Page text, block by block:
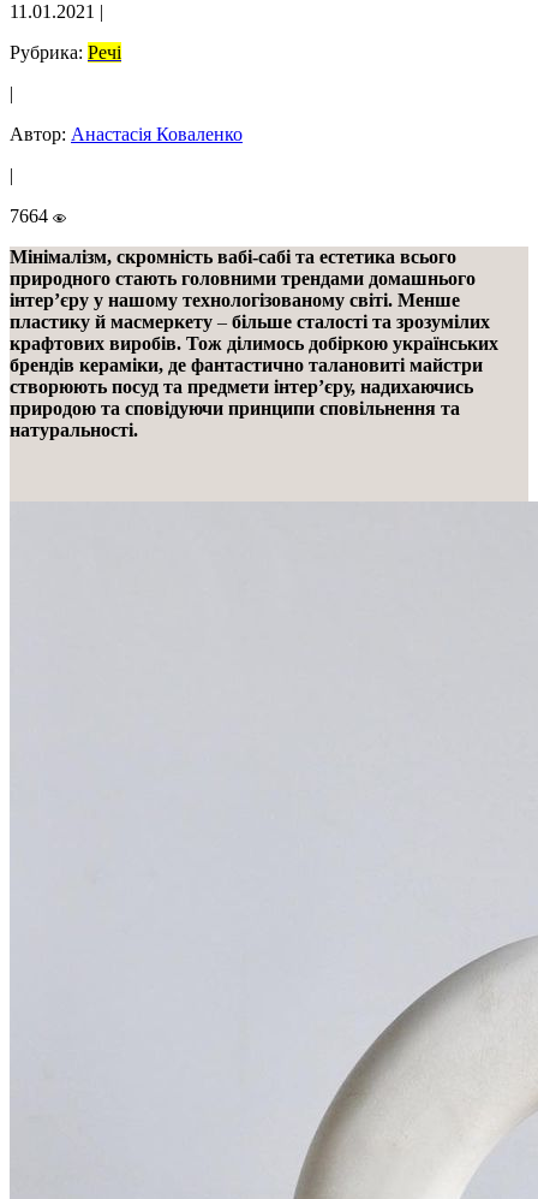
11.01.2021 |
Рубрика: Речі
|
Автор: Анастасія Коваленко
|
7664
Мінімалізм, скромність вабі-сабі та естетика всього
природного стають головними трендами домашнього
інтер’єру у нашому технологізованому світі. Менше
пластику й масмеркету – більше сталості та зрозумілих
крафтових виробів. Тож ділимось добіркою українських
брендів кераміки, де фантастично талановиті майстри
створюють посуд та предмети інтер’єру, надихаючись
природою та сповідуючи принципи сповільнення та
натуральності.